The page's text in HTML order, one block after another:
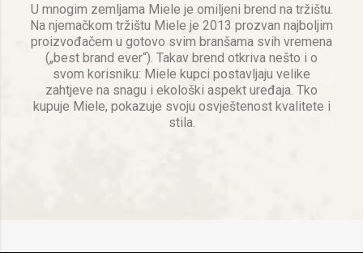
U mnogim zemljama Miele je omiljeni brend na tržištu.
Na njemačkom tržištu Miele je 2013 prozvan najboljim
proizvođačem u gotovo svim branšama svih vremena
(„best brand ever“). Takav brend otkriva nešto i o
svom korisniku: Miele kupci postavljaju velike
zahtjeve na snagu i ekološki aspekt uređaja. Tko
kupuje Miele, pokazuje svoju osvještenost kvalitete i
stila.